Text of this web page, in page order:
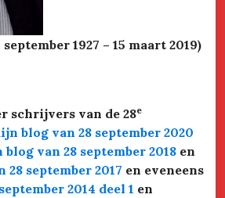
1927 – 15 maart 2019)
schrijvers van de 28e
blog van 28 september 2020
blog van 28 september 2018 en
28 september 2017 en eveneens
2014 deel 1 en